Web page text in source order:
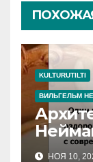
KULTURUTILTI
ВИЛЬГЕЛЬМ
НОЯ 10,